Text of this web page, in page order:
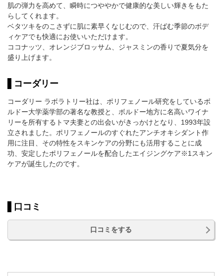
肌の弾力を高めて、瞬時につややかで健康的な美しい輝きをもた
らしてくれます。
ベタツキをのこさずに肌に素早くなじむので、汗ばむ季節のボデ
ィケアでも快適にお使いいただけます。
ココナッツ、オレンジブロッサム、ジャスミンの香りで夏気分を
盛り上げます。
コーダリー
コーダリー ラボラトリー社は、ポリフェノール研究をしているボ
ルドー大学薬学部の著名な教授と、ボルドー地方に名高いワイナ
リーを所有するトマ夫妻との出会いがきっかけとなり、1993年設
立されました。ポリフェノールのすぐれたアンチオキシダント作
用に注目、その特性をスキンケアの分野にも活用することに成
功、安定したポリフェノールを配合したエイジングケア※1スキン
ケアが誕生したのです。
口コミ
口コミをする